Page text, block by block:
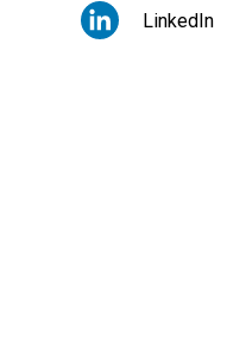
LinkedIn